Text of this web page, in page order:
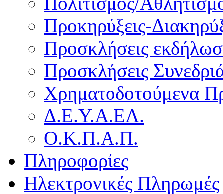
Προκηρύξεις-
Προσκλήσεις
Προσκλήσεις
Χρηματοδοτούμενα
Δ.Ε.Υ.Α.ΕΛ.
Ο.Κ.Π.Α.Π.
Πληροφορίες
Ηλεκτρονικές Πληρωμές